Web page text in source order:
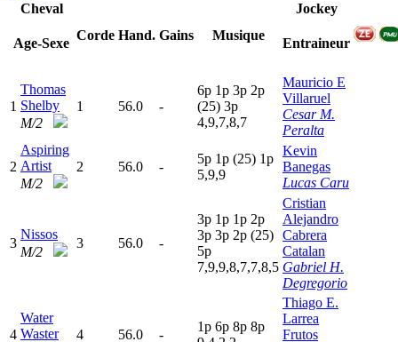
Cheval
Age-Sexe
Corde Hand. Gains Musique
Jockey
Entraineur
1
Thomas
Shelby
M/2
1 56.0 -
6p 1p 3p 2p
(25) 3p
4,9,7,8,7
Mauricio E
Villaruel
Cesar M.
Peralta
2
Aspiring
Artist
M/2
2 56.0 -
5p 1p (25) 1p
5,9,9
Kevin
Banegas
Lucas Caru
3
Nissos
M/2
3 56.0 -
3p 1p 1p 2p
3p 3p 2p (25)
5p
7,9,9,8,7,7,8,5
Cristian
Alejandro
Cabrera
Catalan
Gabriel H.
Degregorio
4
Water
Waster
4 56.0 -
1p 6p 8p 8p
Thiago E.
Larrea
Frutos